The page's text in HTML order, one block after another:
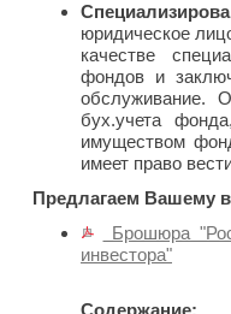
юридическое
качестве
фондов и
обслуживание.
бух.учета
имуществом
имеет право
Предлагаем
Брошюра
инвестора"
Содержание: